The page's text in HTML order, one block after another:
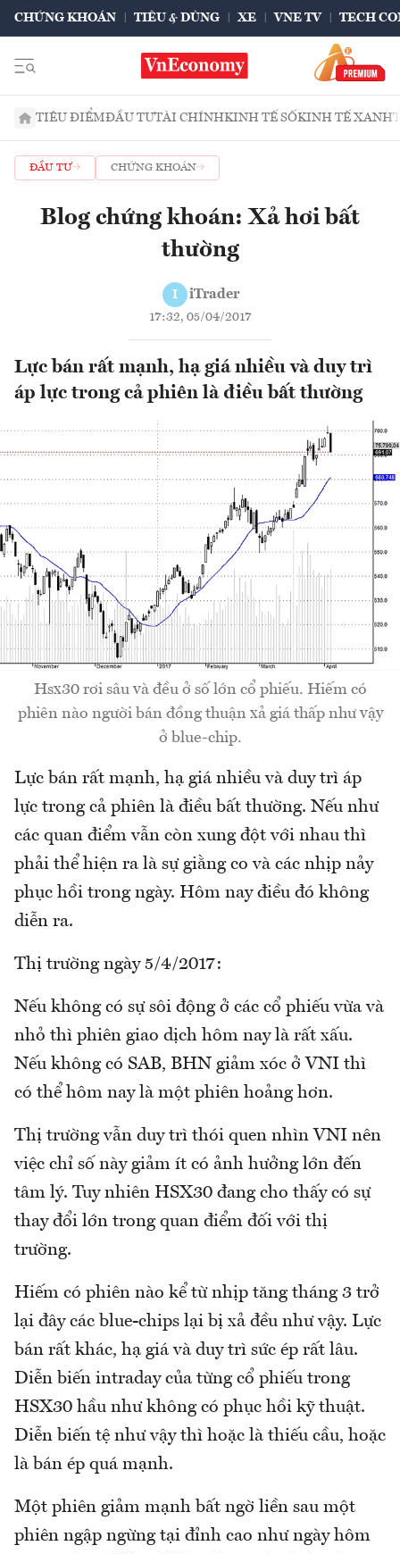
CHỨNG KHOÁN TIÊU & DÙNG XE VNE TV TECH
TIÊU ĐIỂMĐẦU TƯTÀI CHÍNHKINH TẾ SỐKINH TẾ XANH
ĐẦU TƯ CHỨNG KHOÁN
Blog chứng khoán: Xả hơi bất
thường
I iTrader
17:32, 05/04/2017
Lực bán rất mạnh, hạ giá nhiều và duy trì
áp lực trong cả phiên là điều bất thường
Hsx30 rơi sâu và đều ở số lớn cổ phiếu. Hiếm có
phiên nào người bán đồng thuận xả giá thấp như vậy
ở blue-chip.
Lực bán rất mạnh, hạ giá nhiều và duy trì áp
lực trong cả phiên là điều bất thường. Nếu như
các quan điểm vẫn còn xung đột với nhau thì
phải thể hiện ra là sự giằng co và các nhịp nảy
phục hồi trong ngày. Hôm nay điều đó không
diễn ra.
Thị trường ngày 5/4/2017:
Nếu không có sự sôi động ở các cổ phiếu vừa và
nhỏ thì phiên giao dịch hôm nay là rất xấu.
Nếu không có SAB, BHN giảm xóc ở VNI thì
có thể hôm nay là một phiên hoảng hơn.
Thị trường vẫn duy trì thói quen nhìn VNI nên
việc chỉ số này giảm ít có ảnh hưởng lớn đến
tâm lý. Tuy nhiên HSX30 đang cho thấy có sự
thay đổi lớn trong quan điểm đối với thị
trường.
Hiếm có phiên nào kể từ nhịp tăng tháng 3 trở
lại đây các blue-chips lại bị xả đều như vậy. Lực
bán rất khác, hạ giá và duy trì sức ép rất lâu.
Diễn biến intraday của từng cổ phiếu trong
HSX30 hầu như không có phục hồi kỹ thuật.
Diễn biến tệ như vậy thì hoặc là thiếu cầu, hoặc
là bán ép quá mạnh.
Một phiên giảm mạnh bất ngờ liền sau một
phiên ngập ngừng tại đỉnh cao như ngày hôm